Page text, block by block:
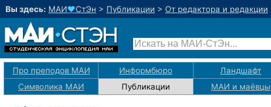
Вы здесь: МАИ♥СтЭн > Публикации > От редактора и редакции
Про преподов МАИ Информбюро
Ландшафт
Символика МАИ
Публикации МАИ и маёвцы